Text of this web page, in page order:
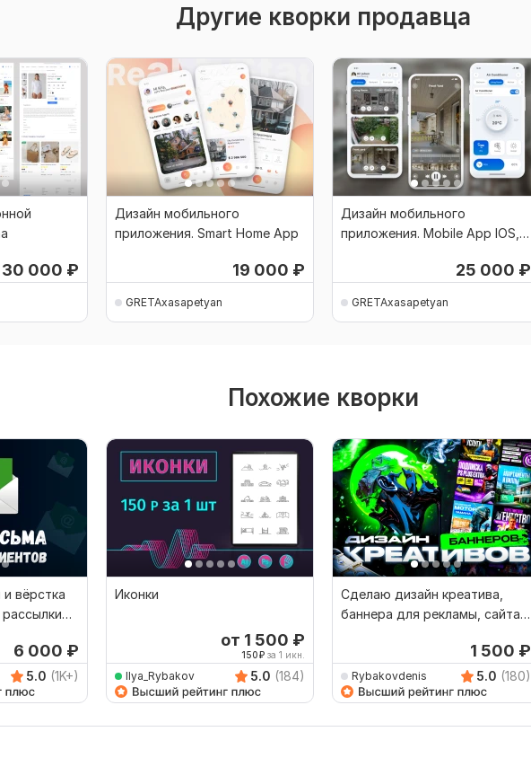
Другие кворки продавца
30 000 ₽
Дизайн мобильного
приложения. Smart Home App
19 000 ₽
GRETAxasapetyan
Дизайн мобильного
приложения. Mobile App IOS,
25 000 ₽
GRETAxasapetyan
Похожие кворки
вёрстка
6 000 ₽
5.0 (1K+)
Иконки
от 1 500 ₽
150₽ за 1 икн.
Ilya_Rybakov 5.0 (184)
Сделаю дизайн креатива,
баннера для рекламы, сайта,
1 500 ₽
Rybakovdenis 5.0 (180)